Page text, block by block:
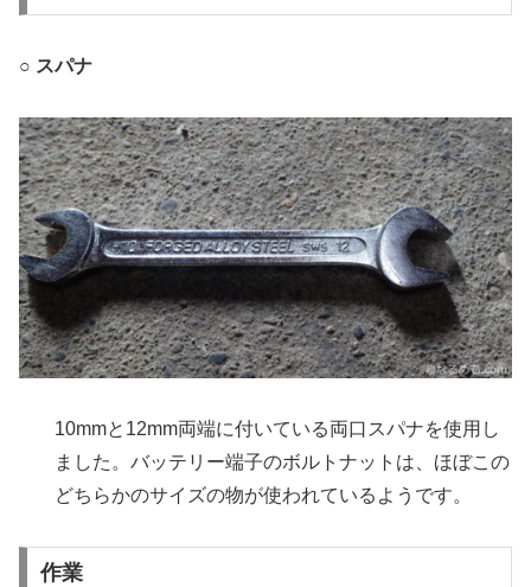
○ スパナ
10mmと12mm両端に付いている両口スパナを使用し
ました。バッテリー端子のボルトナットは、ほぼこの
どちらかのサイズの物が使われているようです。
作業